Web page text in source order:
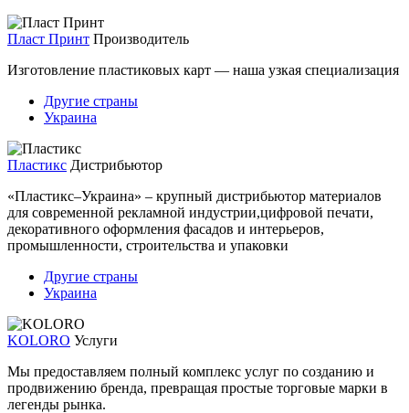
Пласт Принт Производитель
Изготовление пластиковых карт — наша узкая специализация
Другие страны
Украина
Пластикс Дистрибьютор
«Пластикс–Украина» – крупный дистрибьютор материалов
для современной рекламной индустрии,цифровой печати,
декоративного оформления фасадов и интерьеров,
промышленности, строительства и упаковки
Другие страны
Украина
KOLORO Услуги
Мы предоставляем полный комплекс услуг по созданию и
продвижению бренда, превращая простые торговые марки в
легенды рынка.